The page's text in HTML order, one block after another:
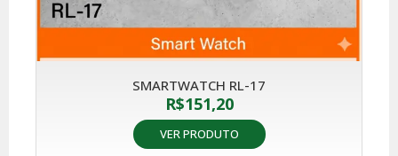
SMARTWATCH RL-17
R$151,20
VER PRODUTO